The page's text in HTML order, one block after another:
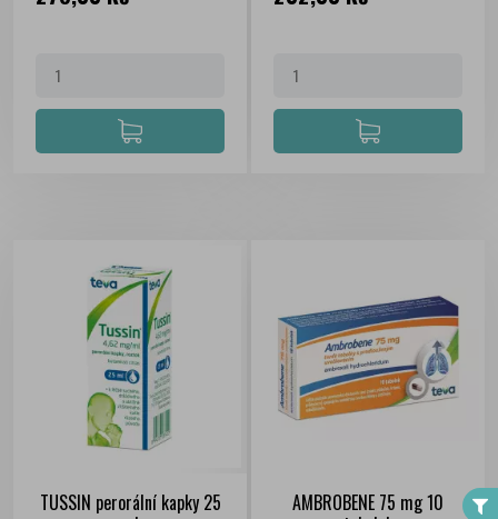
TUSSIN perorální kapky 25
AMBROBENE 75 mg 10